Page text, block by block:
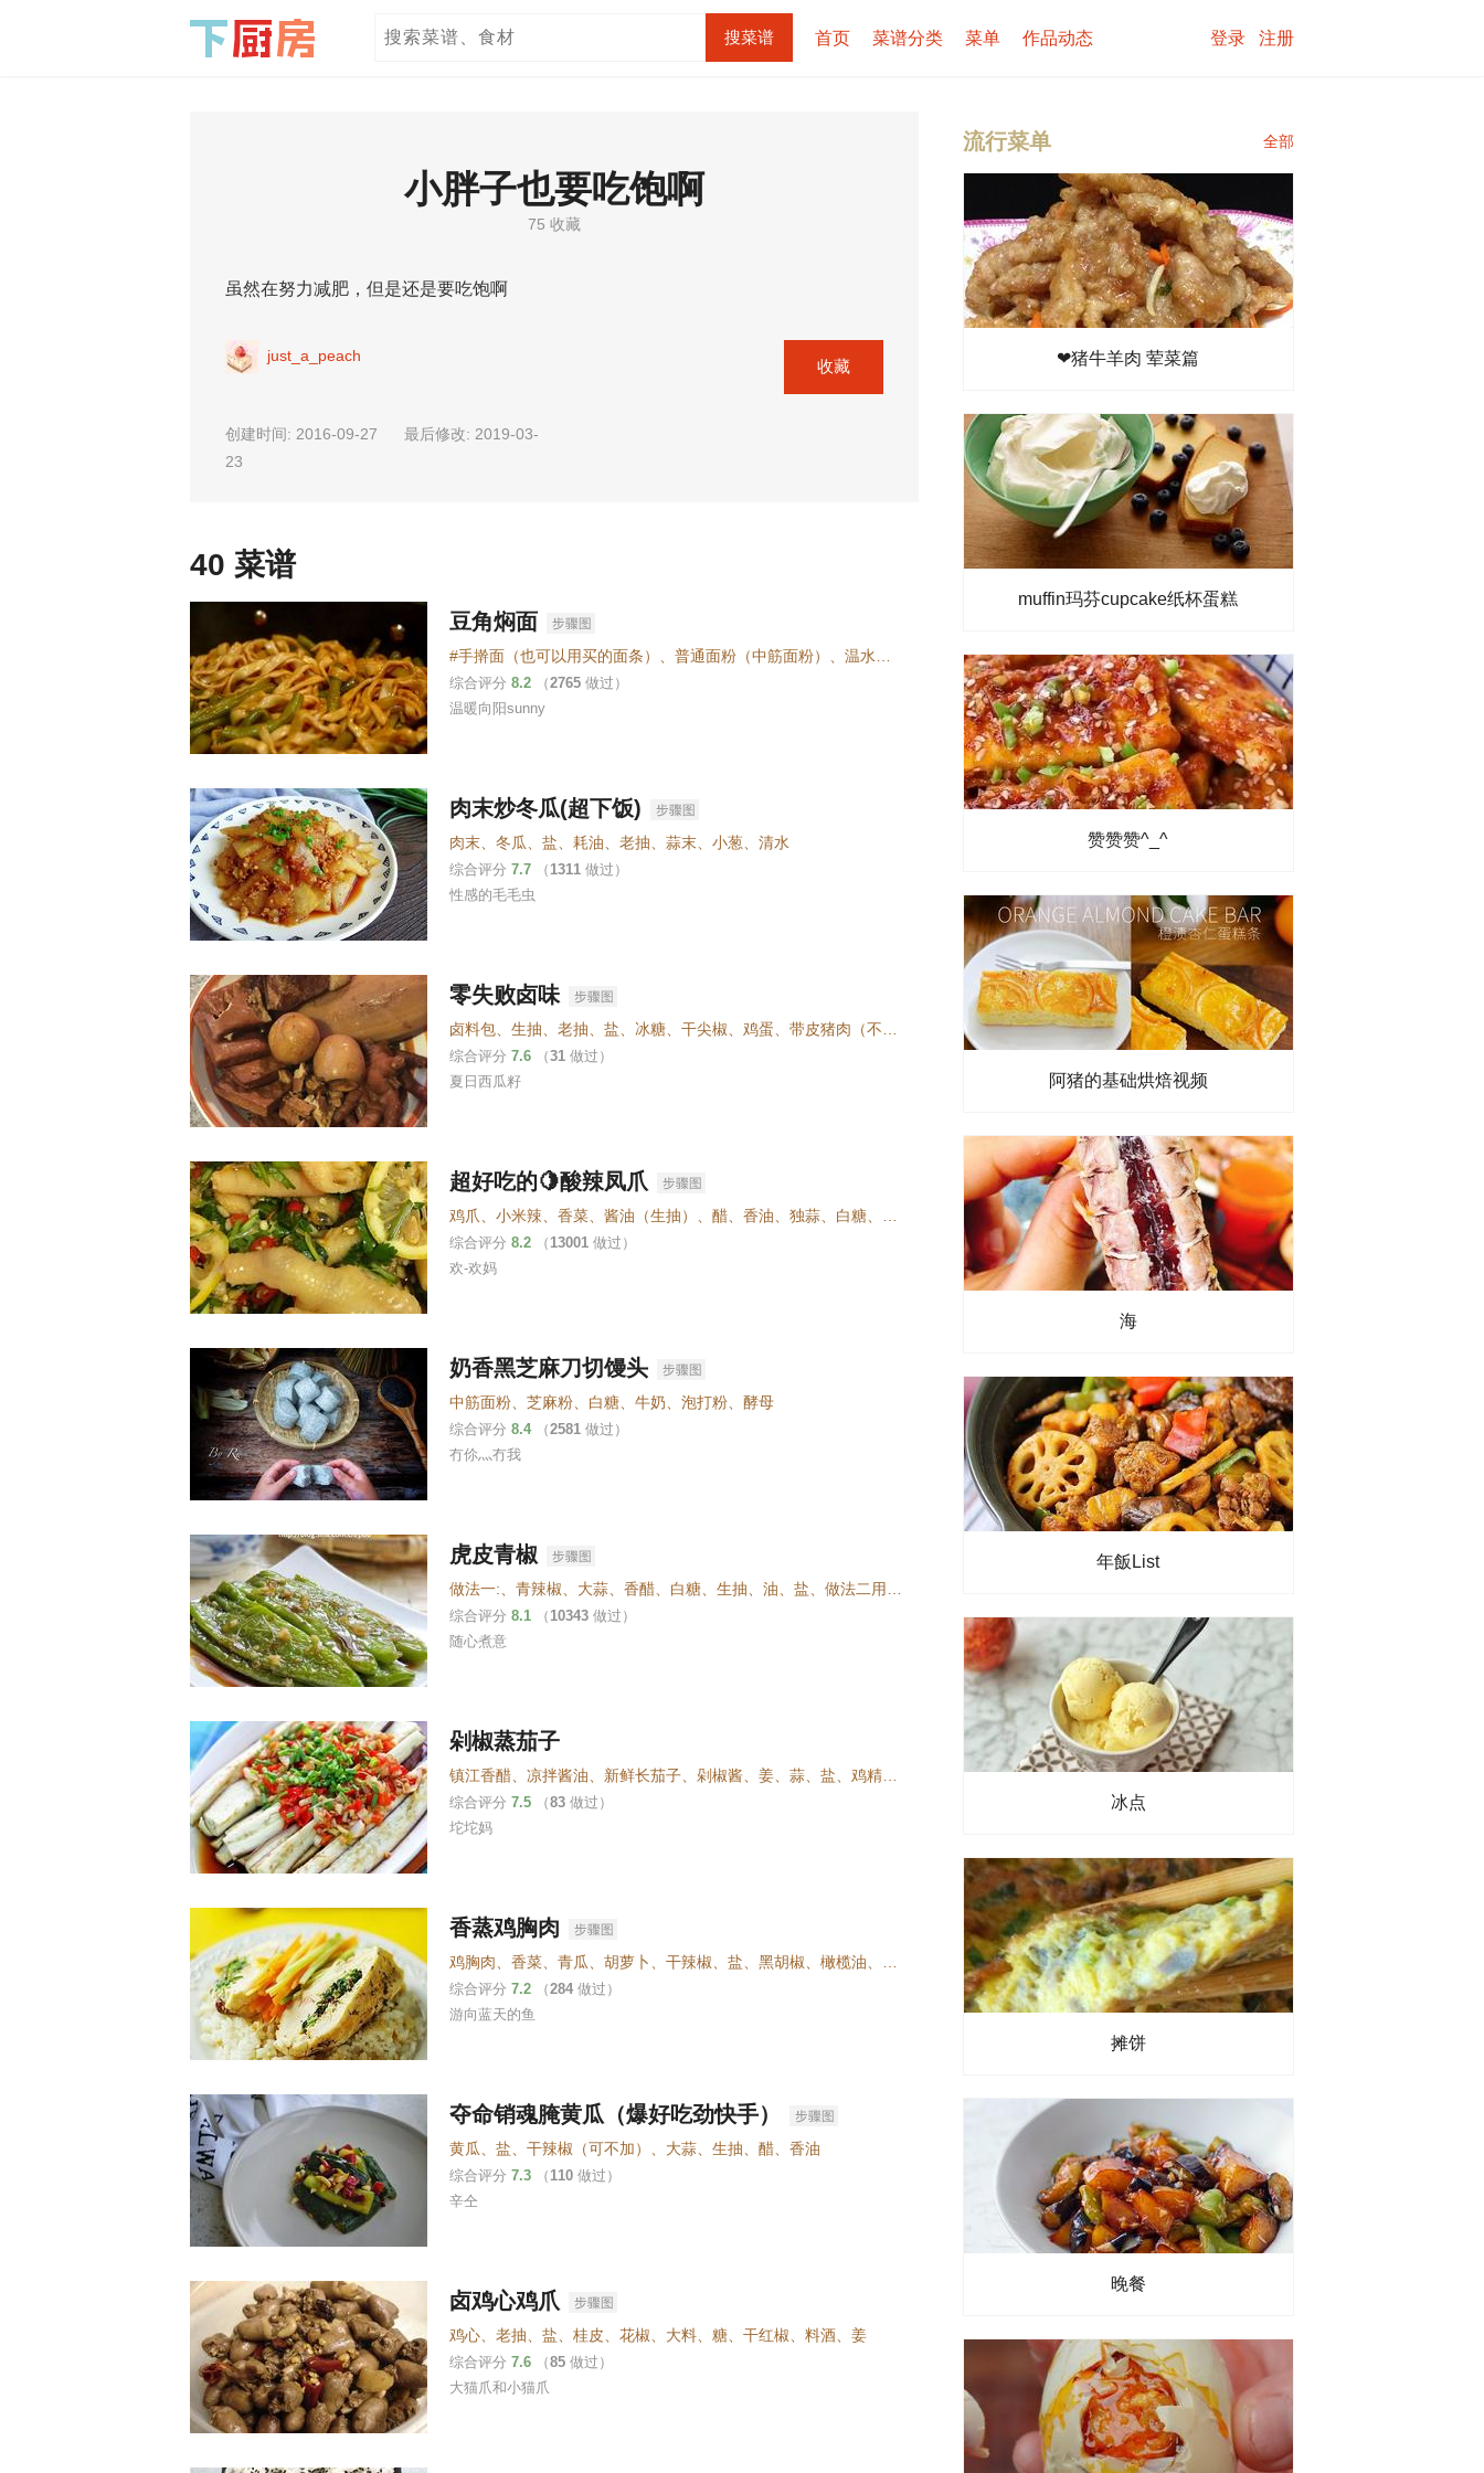
首页 菜谱分类 菜单 作品动态 登录 注册
小胖子也要吃饱啊
75 收藏
虽然在努力减肥，但是还是要吃饱啊
just_a_peach
收藏
创建时间: 2016-09-27 最后修改: 2019-03-
23
40 菜谱
豆角焖面
综合评分 8.2 （2765 做过）
温暖向阳sunny
肉末炒冬瓜(超下饭)
肉末、冬瓜、盐、耗油、老抽、蒜末、小葱、清水
综合评分 7.7 （ 1311 做过）
性感的毛毛虫
零失败卤味
综合评分 7.6 （31 做过）
夏日西瓜籽
超好吃的🍋酸辣凤爪
综合评分 8.2 （ 13001 做过）
欢-欢妈
奶香黑芝麻刀切馒头
中筋面粉、芝麻粉、白糖、牛奶、泡打粉、酵母
综合评分 8.4 （2581 做过）
冇伱灬冇我
虎皮青椒
综合评分 8.1 （ 10343 做过）
随心煮意
剁椒蒸茄子
综合评分 7.5 （83 做过）
坨坨妈
香蒸鸡胸肉
综合评分 7.2 （284 做过）
游向蓝天的鱼
夺命销魂腌黄瓜（爆好吃劲快手）
黄瓜、盐、干辣椒（可不加）、大蒜、生抽、醋、香油
综合评分 7.3 （ 110 做过）
辛仝
卤鸡心鸡爪
鸡心、老抽、盐、桂皮、花椒、大料、糖、干红椒、料酒、姜
综合评分 7.6 （85 做过）
大猫爪和小猫爪
流行菜单 全部
❤猪牛羊肉 荤菜篇
muffin玛芬cupcake纸杯蛋糕
赞赞赞^_^
阿猪的基础烘焙视频
海
年飯List
冰点
摊饼
晚餐